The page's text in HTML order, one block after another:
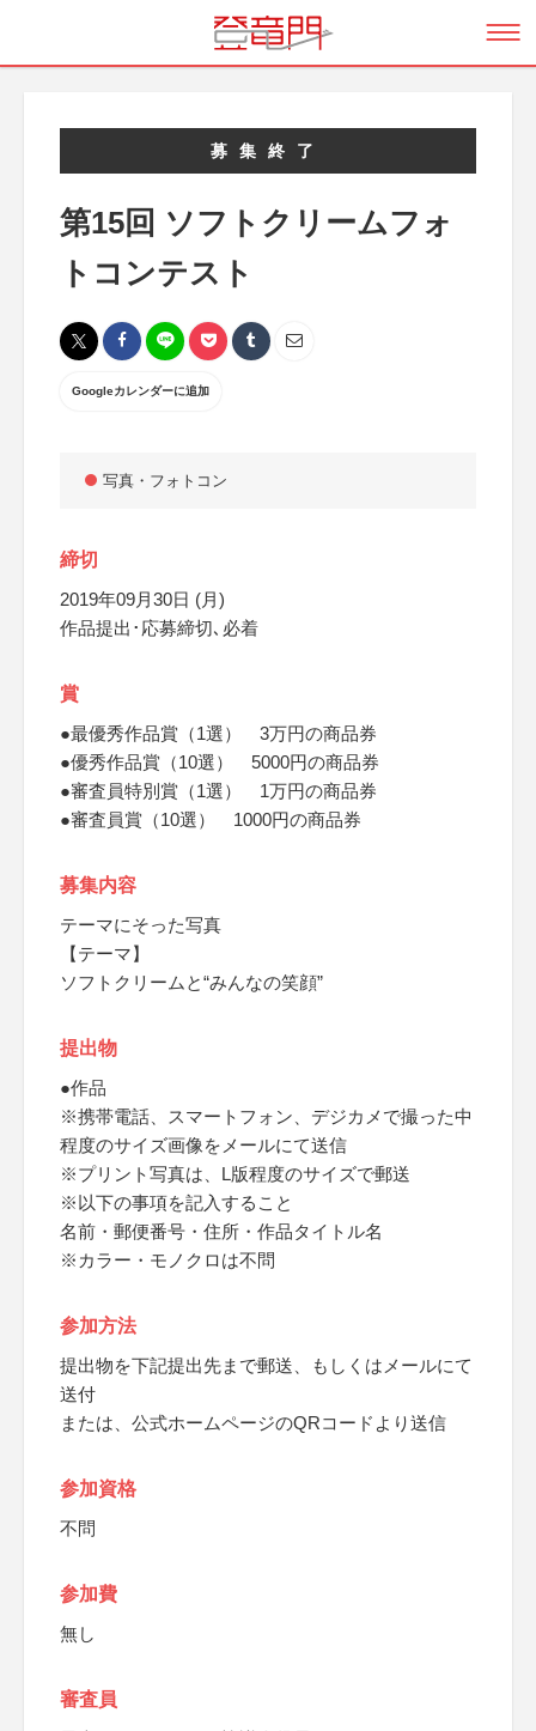
募集終了
第15回 ソフトクリームフォ
トコンテスト
Googleカレンダーに追加
写真・フォトコン
締切
2019年09月30日 (月)
作品提出･応募締切､必着
賞
●最優秀作品賞（1選） 3万円の商品券
●優秀作品賞（10選） 5000円の商品券
●審査員特別賞（1選） 1万円の商品券
●審査員賞（10選） 1000円の商品券
募集内容
テーマにそった写真
【テーマ】
ソフトクリームと“みんなの笑顔”
提出物
●作品
※携帯電話、スマートフォン、デジカメで撮った中
程度のサイズ画像をメールにて送信
※プリント写真は、L版程度のサイズで郵送
※以下の事項を記入すること
名前・郵便番号・住所・作品タイトル名
※カラー・モノクロは不問
参加方法
提出物を下記提出先まで郵送、もしくはメールにて
送付
または、公式ホームページのQRコードより送信
参加資格
不問
参加費
無し
審査員